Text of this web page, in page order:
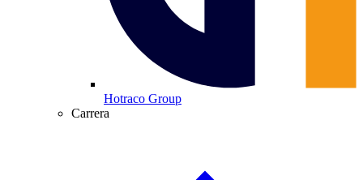
Hotraco Group
Carrera